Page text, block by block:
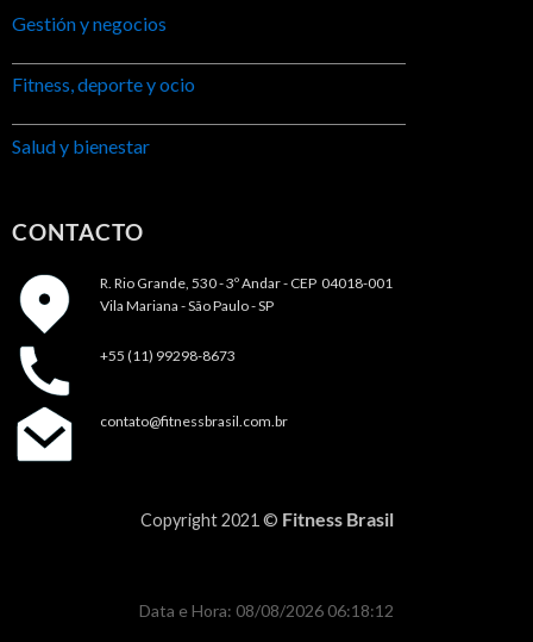
Gestión y negocios
Fitness, deporte y ocio
Salud y bienestar
CONTACTO
R. Rio Grande, 530 - 3º Andar - CEP 04018-001
Vila Mariana - São Paulo - SP
+55 (11) 99298-8673
contato@fitnessbrasil.com.br
Copyright 2021 © Fitness Brasil
Data e Hora: 08/08/2026 06:18:12